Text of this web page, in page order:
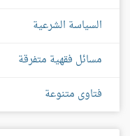
السياسة الشرعية
مسائل فقهية متفرقة
فتاوى متنوعة